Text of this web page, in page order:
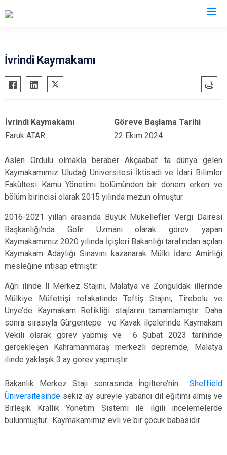
İvrindi Kaymakamı
İvrindi Kaymakamı
Göreve Başlama Tarihi
Faruk ATAR
22 Ekim 2024
Aslen Ordulu olmakla beraber Akçaabat’ ta dünya gelen
Kaymakamımız Uludağ Üniversitesi İktisadi ve İdari Bilimler
Fakültesi Kamu Yönetimi bölümünden bir dönem erken ve
bölüm birincisi olarak 2015 yılında mezun olmuştur.
2016-2021 yılları arasında Büyük Mükellefler Vergi Dairesi
Başkanlığı’nda Gelir Uzmanı olarak görev yapan
Kaymakamımız 2020 yılında İçişleri Bakanlığı tarafından açılan
Kaymakam Adaylığı Sınavını kazanarak Mülki İdare Amirliği
mesleğine intisap etmiştir.
Ağrı ilinde İl Merkez Stajını, Malatya ve Zonguldak illerinde
Mülkiye Müfettişi refakatinde Teftiş Stajını, Tirebolu ve
Ünye’de Kaymakam Refikliği stajlarını tamamlamıştır. Daha
sonra sırasıyla Gürgentepe ve Kavak ilçelerinde Kaymakam
Vekili olarak görev yapmış ve 6 Şubat 2023 tarihinde
gerçekleşen Kahramanmaraş merkezli depremde, Malatya
ilinde yaklaşık 3 ay görev yapmıştır.
Bakanlık Merkez Stajı sonrasında İngiltere’nin
Sheffield
Üniversitesinde sekiz ay süreyle yabancı dil eğitimi almış ve
Birleşik Krallık Yönetim Sistemi ile ilgili incelemelerde
bulunmuştur. Kaymakamımız evli ve bir çocuk babasıdır.